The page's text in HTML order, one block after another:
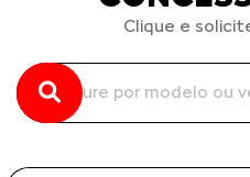
Clique e